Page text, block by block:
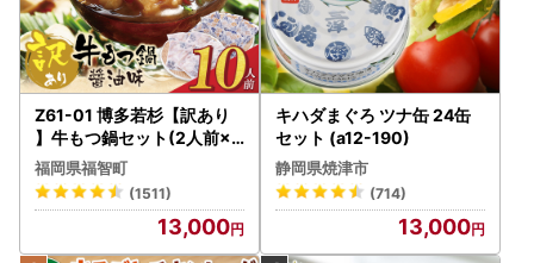
Z61-01 博多若杉【訳あり
】牛もつ鍋セット(2人前×5
) 10人前 もつ鍋
福岡県福智町
(1511)
13,000
キハダまぐろ ツナ缶 24缶
セット (a12-190)
静岡県焼津市
(714)
13,000